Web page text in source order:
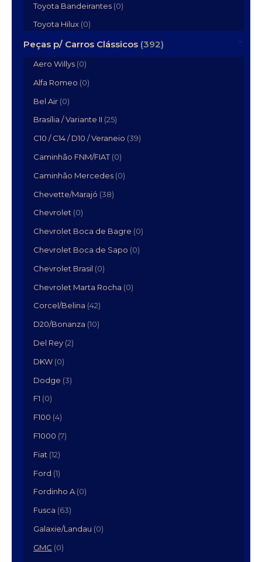
Toyota Bandeirantes (0)
Toyota Hilux (0)
Peças p/ Carros Clássicos (392)
Aero Willys (0)
Alfa Romeo (0)
Bel Air (0)
Brasília / Variante II (25)
C10 / C14 / D10 / Veraneio (39)
Caminhão FNM/FIAT (0)
Caminhão Mercedes (0)
Chevette/Marajó (38)
Chevrolet (0)
Chevrolet Boca de Bagre (0)
Chevrolet Boca de Sapo (0)
Chevrolet Brasil (0)
Chevrolet Marta Rocha (0)
Corcel/Belina (42)
D20/Bonanza (10)
Del Rey (2)
DKW (0)
Dodge (3)
F1 (0)
F100 (4)
F1000 (7)
Fiat (12)
Ford (1)
Fordinho A (0)
Fusca (63)
Galaxie/Landau (0)
GMC (0)